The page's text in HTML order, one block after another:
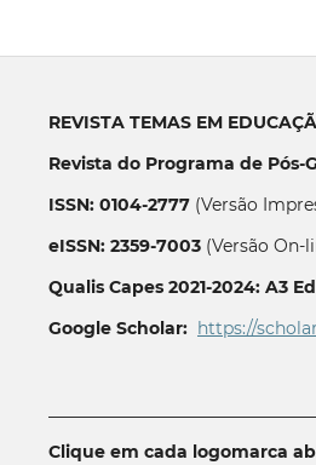
REVISTA TEMAS EM
Revista do Programa de Pós-
ISSN: 0104-2777(Versão
eISSN: 2359-7003(Versão On-
Qualis Capes 2021-2024: A3
Google Scholar: https://
Clique em cada logomarca